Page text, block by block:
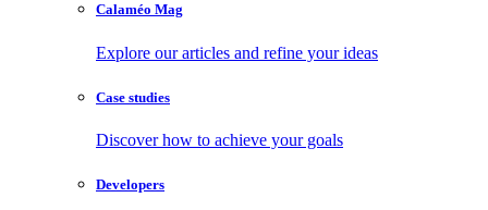
Calaméo Mag
Explore our articles and refine your ideas
Case studies
Discover how to achieve your goals
Developers